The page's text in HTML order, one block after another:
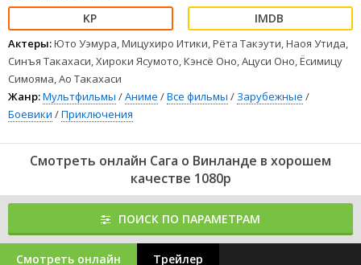
Актеры:Юто Уэмура, Мицухиро Итики, Рёта Такэути, Наоя Утида,
Синъя Такахаси, Хироки Ясумото, Кэнсё Оно, Ацуси Оно, Ёсимицу
Симояма, Ао Такахаси
Жанр:Мультфильмы /Аниме /Все фильмы / Зарубежные /
Боевики /Приключения
Смотреть онлайн Сага о Винланде в хорошем
качестве 1080p
ПОИСК ПО ПАРАМЕТРАМ
Смотреть онлайн Трейлер